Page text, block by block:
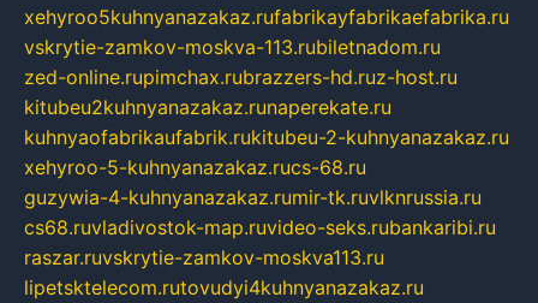
xehyroo5kuhnyanazakaz.rufabrikayfabrikaefabrika.ru
vskrytie-zamkov-moskva-113.rubiletnadom.ru
zed-online.rupimchax.rubrazzers-hd.ruz-host.ru
kitubeu2kuhnyanazakaz.runaperekate.ru
kuhnyaofabrikaufabrik.rukitubeu-2-kuhnyanazakaz.ru
xehyroo-5-kuhnyanazakaz.rucs-68.ru
guzywia-4-kuhnyanazakaz.rumir-tk.ruvlknrussia.ru
cs68.ruvladivostok-map.ruvideo-seks.rubankaribi.ru
raszar.ruvskrytie-zamkov-moskva113.ru
lipetsktelecom.rutovudyi4kuhnyanazakaz.ru